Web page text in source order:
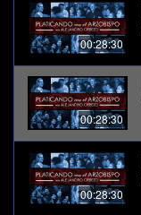
00:28:30
00:28:30
00:28:30